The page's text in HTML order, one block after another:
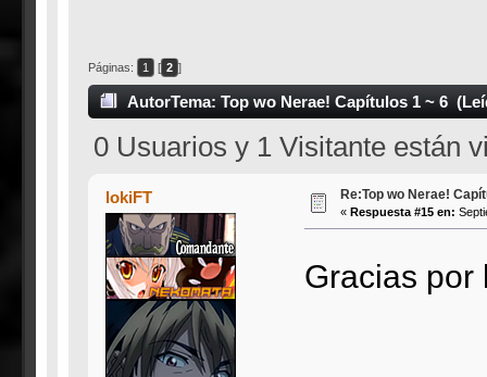
Páginas: 1 [ 2 ]
AutorTema: Top wo Nerae! Capítulos 1 ~ 6
0 Usuarios y 1 Visitante están
lokiFT Re:Top wo Nerae!
« Respuesta #15 en:
Gracias